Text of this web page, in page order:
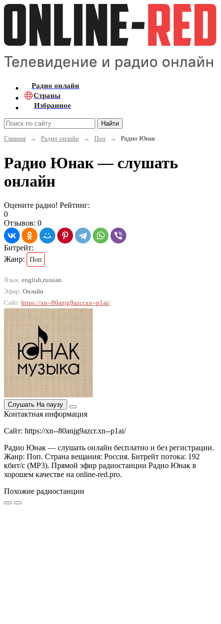
Радио онлайн
Страны
Избранное
Найти
Главная
→ Радио онлайн → Поп → Радио Юнак
Радио Юнак — слушать
онлайн
Оцените радио! Рейтинг:
0
Отзывов: 0
Битрейт:
Жанр:
Поп
Язык: english,russian
Эфир: Онлайн
Сайт: https://xn--80anjg9azcr.xn--p1ai/
Слушать На паузу
Контактная информация
Сайт: https://xn--80anjg9azcr.xn--p1ai/
Радио Юнак — слушать онлайн бесплатно и без регистрации.
Жанр: Поп. Страна вещания: Россия. Битрейт потока: 192
кбит/с (MP3). Прямой эфир радиостанции Радио Юнак в
хорошем качестве на online-red.pro.
Похожие радиостанции